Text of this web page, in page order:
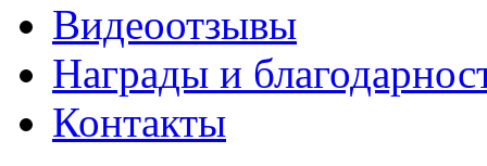
Видеоотзывы
Награды и
Контакты